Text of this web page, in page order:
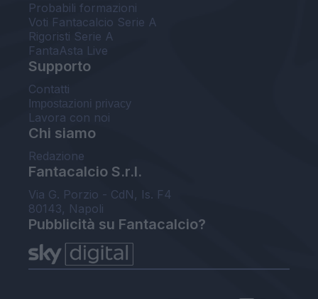
Probabili formazioni
Voti Fantacalcio Serie A
Rigoristi Serie A
FantaAsta Live
Supporto
Contatti
Impostazioni privacy
Lavora con noi
Chi siamo
Redazione
Fantacalcio S.r.l.
Via G. Porzio - CdN, Is. F4
80143, Napoli
Pubblicità su Fantacalcio?